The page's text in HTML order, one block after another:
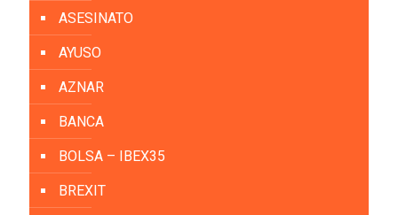
ASESINATO
AYUSO
AZNAR
BANCA
BOLSA – IBEX35
BREXIT